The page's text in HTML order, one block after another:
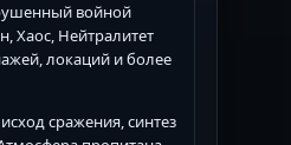
войной
Хаос, Нейтралитет
локаций и более
сражения, синтез